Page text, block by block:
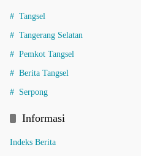
Tangsel
Tangerang Selatan
Pemkot Tangsel
Berita Tangsel
Serpong
Informasi
Indeks Berita